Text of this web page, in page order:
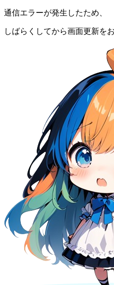
通信エラーが発生したため、
しばらくしてから画面更新を